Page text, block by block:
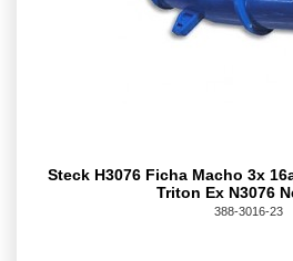
Steck H3076 Ficha Macho 3x
Triton Ex N3076
388-3016-23